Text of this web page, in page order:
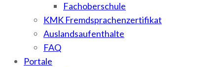
Fachoberschule
KMK Fremdsprachenzertifikat
Auslandsaufenthalte
FAQ
Portale